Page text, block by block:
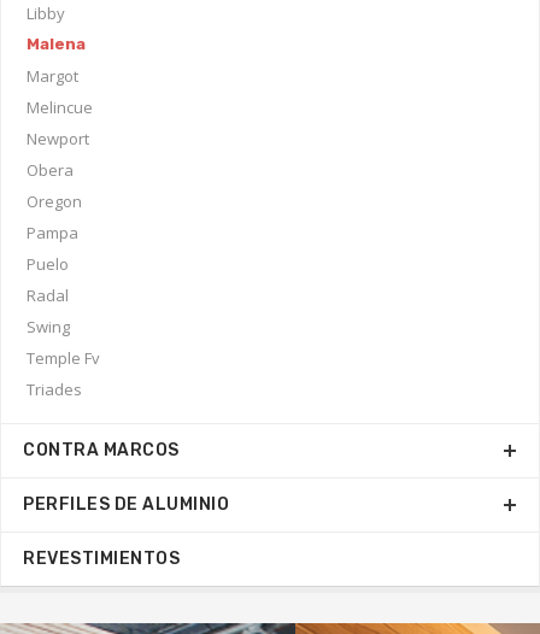
Libby
Malena
Margot
Melincue
Newport
Obera
Oregon
Pampa
Puelo
Radal
Swing
Temple Fv
Triades
CONTRA MARCOS
PERFILES DE ALUMINIO
REVESTIMIENTOS